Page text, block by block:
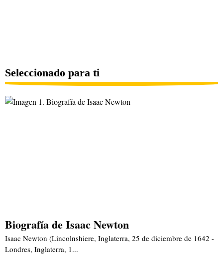
Seleccionado para ti
Biografía de Isaac Newton
Isaac Newton (Lincolnshiere, Inglaterra, 25 de diciembre de 1642 -
Londres, Inglaterra, 1...